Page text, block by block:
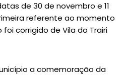
de 30 de novembro e 11
referente ao momento
corrigido de Vila do Trairi
a comemoração da